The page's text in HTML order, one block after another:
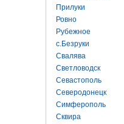
Прилуки
Ровно
Рубежное
с.Безруки
Свалява
Светловодск
Севастополь
Северодонецк
Симферополь
Сквира